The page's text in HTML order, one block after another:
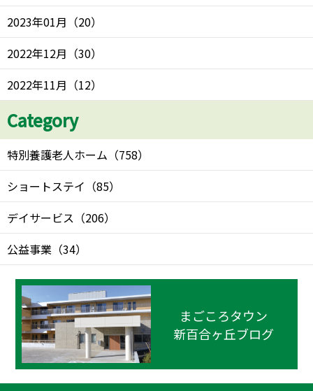
2023年01月 （20）
2022年12月 （30）
2022年11月 （12）
Category
特別養護老人ホーム （758）
ショートステイ （85）
デイサービス （206）
公益事業 （34）
まごころタウン
新百合ヶ丘ブログ